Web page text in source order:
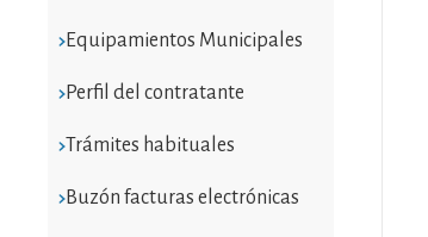
Equipamientos Municipales
Perfil del contratante
Trámites habituales
Buzón facturas electrónicas